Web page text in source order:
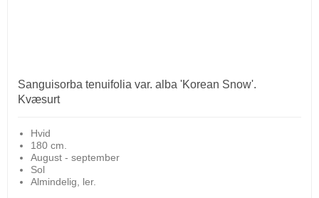
Sanguisorba tenuifolia var. alba 'Korean Snow'.
Kvæsurt
Hvid
180 cm.
August - september
Sol
Almindelig, ler.